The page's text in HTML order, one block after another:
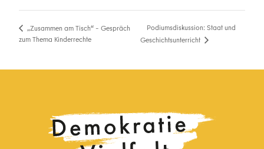
„Zusammen am Tisch“ – Gespräch
zum Thema Kinderrechte
Podiumsdiskussion: Staat und
Geschichtsunterricht